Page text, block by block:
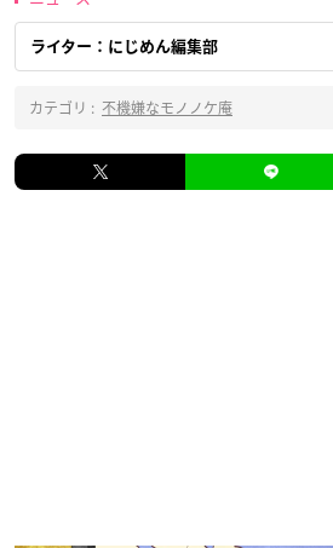
ライター：にじめん編集部
カテゴリ : 不機嫌なモノノケ庵